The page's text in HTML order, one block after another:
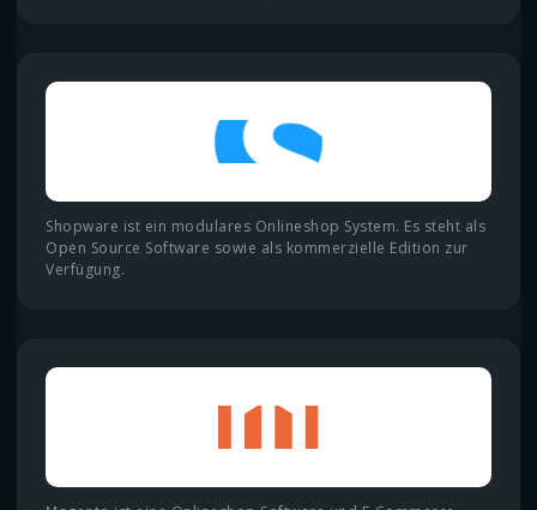
Shopware ist ein modulares Onlineshop System. Es steht als
Open Source Software sowie als kommerzielle Edition zur
Verfügung.